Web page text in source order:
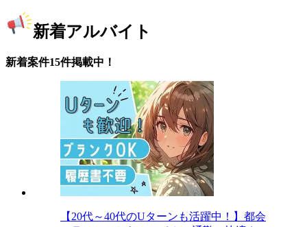
新着アルバイト
新着案件15件掲載中！
【20代～40代のUターンも活躍中！】都会